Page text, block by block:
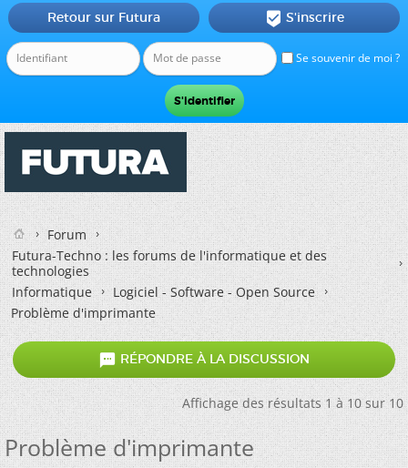
Se souvenir de moi ?
Retour sur Futura  S'inscrire
Forum
Futura-Techno : les forums de l'informatique et des
technologies
Informatique
Logiciel - Software - Open Source
Problème d'imprimante
 RÉPONDRE À LA DISCUSSION
Affichage des résultats 1 à 10 sur 10
Problème d'imprimante